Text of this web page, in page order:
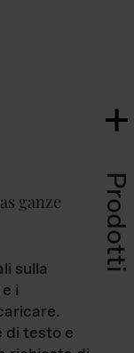
Prodotti
ganze
sulla
i
di testo e